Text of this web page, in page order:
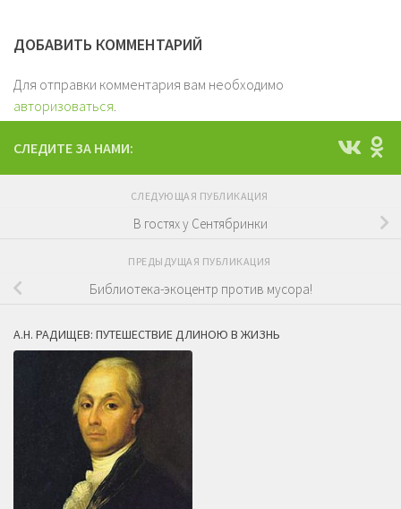
ДОБАВИТЬ КОММЕНТАРИЙ
Для отправки комментария вам необходимо
авторизоваться
СЛЕДИТЕ ЗА НАМИ:
СЛЕДУЮЩАЯ ПУБЛИКАЦИЯ
В гостях у Сентябринки
ПРЕДЫДУЩАЯ ПУБЛИКАЦИЯ
Библиотека-экоцентр против мусора!
А.Н. РАДИЩЕВ: ПУТЕШЕСТВИЕ ДЛИНОЮ В ЖИЗНЬ